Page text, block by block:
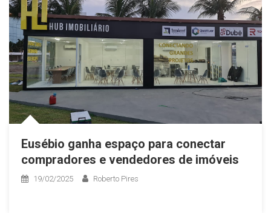
Eusébio ganha espaço para conectar
compradores e vendedores de imóveis
19/02/2025 Roberto Pires